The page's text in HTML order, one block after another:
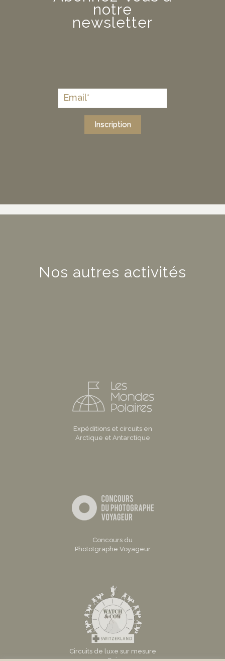
notre
newsletter
Inscription
Nos autres activités
Expéditions et circuits en
Arctique et Antarctique
Concours du
Phototgraphe Voyageur
Circuits de luxe sur mesure